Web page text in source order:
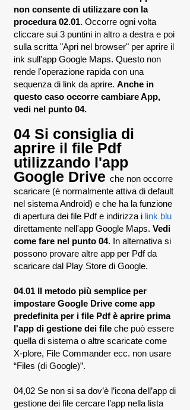
non consente di utilizzare con la
procedura 02.01. Occorre ogni volta
cliccare sui 3 puntini in altro a destra e poi
sulla scritta "Apri nel browser" per aprire il
ink sull'app Google Maps. Questo non
rende l'operazione rapida con una
sequenza di link da aprire. Anche in
questo caso occorre cambiare App,
vedi nel punto 04.
04 Si consiglia di
aprire il file Pdf
utilizzando l'app
Google Drive che non occorre
scaricare (è normalmente attiva di default
nel sistema Android) e che ha la funzione
di apertura dei file Pdf e indirizza i link blu
direttamente nell'app Google Maps. Vedi
come fare nel punto 04. In alternativa si
possono provare altre app per Pdf da
scaricare dal Play Store di Google.
04.01 Il metodo più semplice per
impostare Google Drive come app
predefinita per i file Pdf è aprire prima
l'app di gestione dei file che può essere
quella di sistema o altre scaricate come
X-plore, File Commander ecc. non usare
“Files (di Google)”.
04,02 Se non si sa dov’è l’icona dell’app di
gestione dei file cercare l’app nella lista